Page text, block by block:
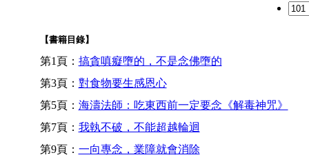
【書籍目錄】
第1頁： 搞貪嗔癡墮的，不是念佛墮的
第3頁： 對食物要生感恩心
第5頁： 海濤法師：吃東西前一定要念《解毒神咒》
第7頁： 我執不破，不能超越輪迴
第9頁： 一向專念，業障就會消除